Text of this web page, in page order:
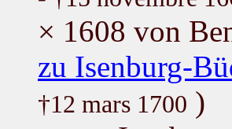
× 1608 von
zu Isenburg-
†12 mars 1700 )